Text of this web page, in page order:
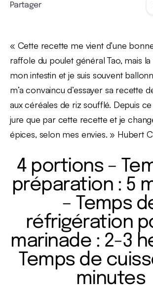
Partager
« Cette recette me vient d’une
raffole du poulet général Tao, mais
mon intestin et je suis souvent
m’a convaincu d’essayer sa recette
aux céréales de riz soufflé. Depuis
jure que par cette recette et je
épices, selon mes envies. » Hubert
4 portions –
préparation : 5
– Temps
réfrigération
marinade : 2-3
Temps de
minutes